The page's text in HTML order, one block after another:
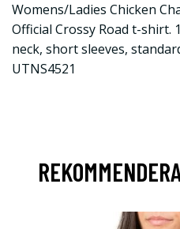
Womens/Ladies Chicken
Official Crossy Road t-shirt.
neck, short sleeves,
UTNS4521